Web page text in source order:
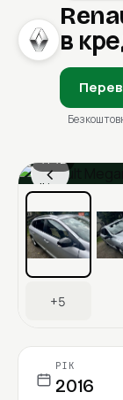
в
‹
1 / 12
Ціна в
+5
РІК
2016